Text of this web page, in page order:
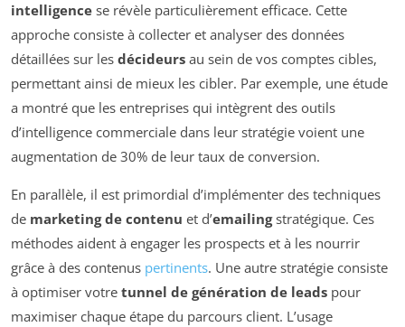
intelligence se révèle particulièrement efficace. Cette
approche consiste à collecter et analyser des données
détaillées sur les décideurs au sein de vos comptes cibles,
permettant ainsi de mieux les cibler. Par exemple, une étude
a montré que les entreprises qui intègrent des outils
d’intelligence commerciale dans leur stratégie voient une
augmentation de 30% de leur taux de conversion.
En parallèle, il est primordial d’implémenter des techniques
de marketing de contenu et d’emailingstratégique. Ces
méthodes aident à engager les prospects et à les nourrir
grâce à des contenus pertinents. Une autre stratégie consiste
à optimiser votre tunnel de génération de leads pour
maximiser chaque étape du parcours client. L’usage